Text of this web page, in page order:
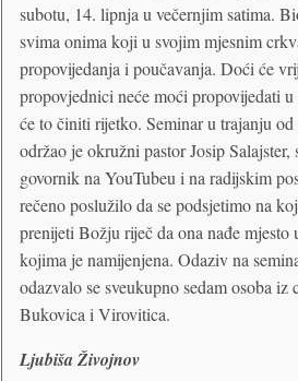
subotu, 14. lipnja u večernjim satima.
svima onima koji u svojim mjesnim
propovijedanja i poučavanja. Doći će
propovjednici neće moći propovijedati
će to činiti rijetko. Seminar u trajanju od
održao je okružni pastor Josip Salajster,
govornik na YouTubeu i na radijskim
rečeno poslužilo da se podsjetimo na
prenijeti Božju riječ da ona nađe mjesto
kojima je namijenjena. Odaziv na
odazvalo se sveukupno sedam osoba iz
Bukovica i Virovitica.
Ljubiša Živojnov